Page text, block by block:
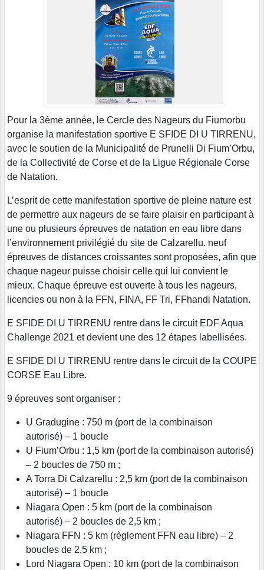
Pour la 3ème année, le Cercle des Nageurs du Fiumorbu
organise la manifestation sportive E SFIDE DI U TIRRENU,
avec le soutien de la Municipalité́ de Prunelli Di Fium’Orbu,
de la Collectivité de Corse et de la Ligue Régionale Corse
de Natation.
L’esprit de cette manifestation sportive de pleine nature est
de permettre aux nageurs de se faire plaisir en participant à
une ou plusieurs épreuves de natation en eau libre dans
l’environnement privilégié du site de Calzarellu. neuf
épreuves de distances croissantes sont proposées, afin que
chaque nageur puisse choisir celle qui lui convient le
mieux. Chaque épreuve est ouverte à̀ tous les nageurs,
licencies ou non à la FFN, FINA, FF Tri, FFhandi Natation.
E SFIDE DI U TIRRENU rentre dans le circuit EDF Aqua
Challenge 2021 et devient une des 12 étapes labellisées.
E SFIDE DI U TIRRENU rentre dans le circuit de la COUPE
CORSE Eau Libre.
9 épreuves sont organiser :
U Gradugine : 750 m (port de la combinaison
autorisé) – 1 boucle
U Fium’Orbu : 1,5 km (port de la combinaison autorisé)
– 2 boucles de 750 m ;
A Torra Di Calzarellu : 2,5 km (port de la combinaison
autorisé) – 1 boucle
Niagara Open : 5 km (port de la combinaison
autorisé) – 2 boucles de 2,5 km ;
Niagara FFN : 5 km (règlement FFN eau libre) – 2
boucles de 2,5 km ;
Lord Niagara Open : 10 km (port de la combinaison